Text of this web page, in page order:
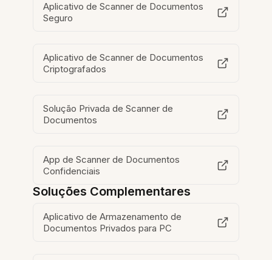
Aplicativo de Scanner de Documentos
Seguro
Aplicativo de Scanner de Documentos
Criptografados
Solução Privada de Scanner de
Documentos
App de Scanner de Documentos
Confidenciais
Soluções Complementares
Aplicativo de Armazenamento de
Documentos Privados para PC